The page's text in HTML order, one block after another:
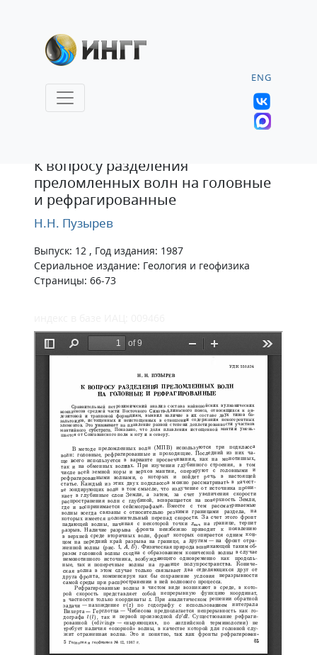
ENG
К вопросу разделения
преломленных волн на головные
и рефрагированные
Н.Н. Пузырев
Выпуск: 12 , Год издания: 1987
Сериальное издание: Геология и геофизика
Страницы: 66-73